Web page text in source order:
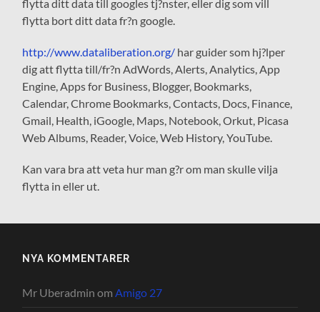
flytta ditt data till googles tj?nster, eller dig som vill
flytta bort ditt data fr?n google.
http://www.dataliberation.org/ har guider som hj?lper
dig att flytta till/fr?n AdWords, Alerts, Analytics, App
Engine, Apps for Business, Blogger, Bookmarks,
Calendar, Chrome Bookmarks, Contacts, Docs, Finance,
Gmail, Health, iGoogle, Maps, Notebook, Orkut, Picasa
Web Albums, Reader, Voice, Web History, YouTube.
Kan vara bra att veta hur man g?r om man skulle vilja
flytta in eller ut.
NYA KOMMENTARER
Mr Uberadmin omAmigo 27